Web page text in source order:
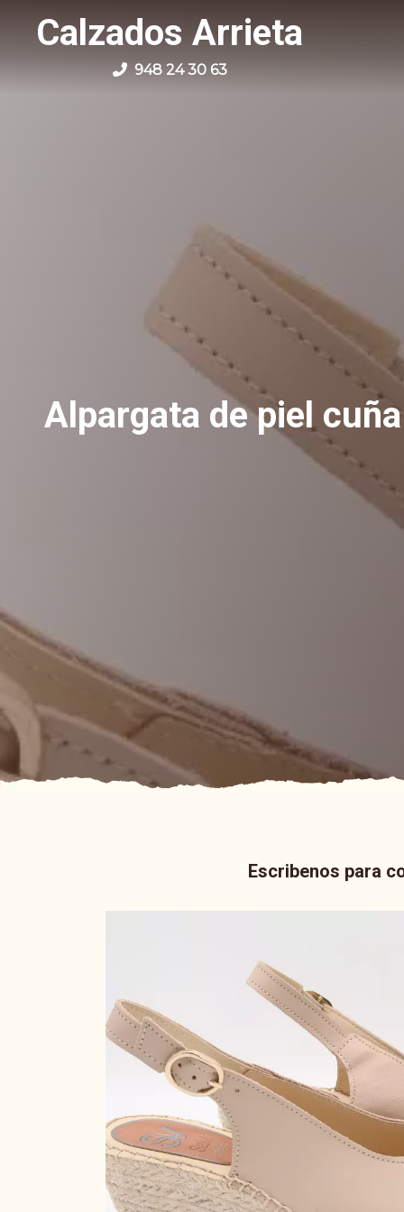
Calzados Arrieta
948 24 30 63
Alpargata de piel
Escribenos para